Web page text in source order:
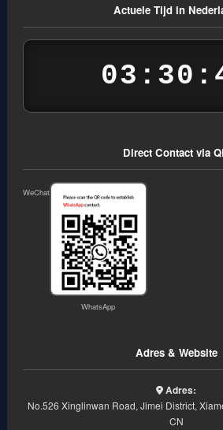
Actuele Tijd in
Direct Contact via
WeChat
WhatsApp
Adres & Website
Adres:
No.526 Xinglinwan Road, Jimei District,
CN